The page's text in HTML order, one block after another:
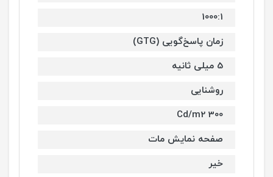
1000:1
زمان پاسخ‌گویی (GTG)
5 میلی ثانیه
روشنایی
Cd/m2 300
صفحه نمایش مات
خیر